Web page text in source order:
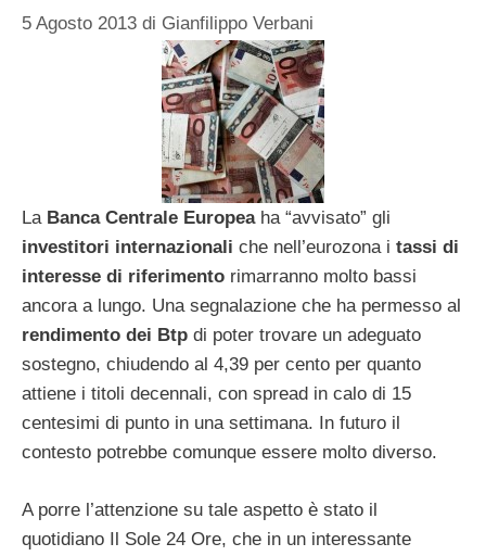
5 Agosto 2013 di Gianfilippo Verbani
La Banca Centrale Europeaha “avvisato” gli
investitori internazionali che nell’eurozona i tassi di
interesse di riferimento rimarranno molto bassi
ancora a lungo. Una segnalazione che ha permesso al
rendimento dei Btp di poter trovare un adeguato
sostegno, chiudendo al 4,39 per cento per quanto
attiene i titoli decennali, con spread in calo di 15
centesimi di punto in una settimana. In futuro il
contesto potrebbe comunque essere molto diverso.
A porre l’attenzione su tale aspetto è stato il
quotidiano Il Sole 24 Ore, che in un interessante